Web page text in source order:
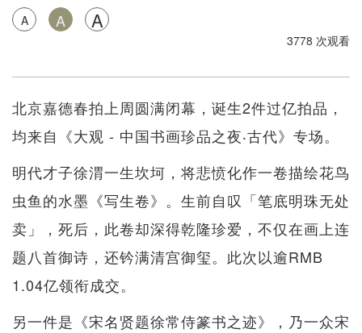
A A A
3778 次观看
北京嘉德春拍上周圆满闭幕，诞生2件过亿拍品，
均来自《大观 - 中国书画珍品之夜‧古代》专场。
明代才子徐渭一生坎坷，将悲愤化作一卷描绘花鸟
虫鱼的水墨《写生卷》。生前自叹「笔底明珠无处
卖」，死后，此卷却深得乾隆珍爱，不仅在画上连
题八首御诗，还钤满清宫御玺。此次以逾RMB
1.04亿领衔成交。
另一件是《宋名贤题徐常侍篆书之迹》，乃一众宋